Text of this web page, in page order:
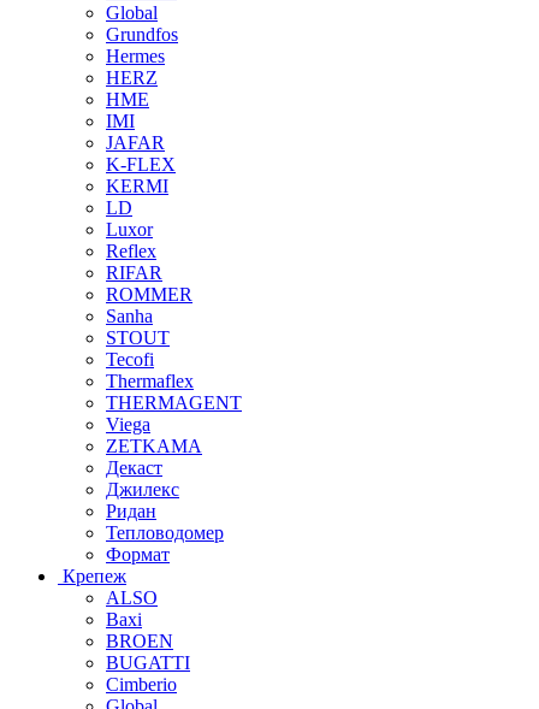
Global
Grundfos
Hermes
HERZ
HME
IMI
JAFAR
K-FLEX
KERMI
LD
Luxor
Reflex
RIFAR
ROMMER
Sanha
STOUT
Tecofi
Thermaflex
THERMAGENT
Viega
ZETKAMA
Декаст
Джилекс
Ридан
Тепловодомер
Формат
Крепеж
ALSO
Baxi
BROEN
BUGATTI
Cimberio